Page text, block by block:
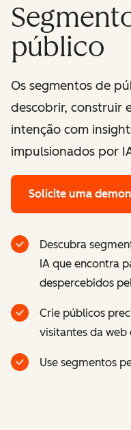
público
Os segmentos de
descobrir, construir
intenção com
impulsionados por
Solicite uma
Descubra
IA que encontra
despercebidos
Crie públicos
visitantes da web
Use segmentos